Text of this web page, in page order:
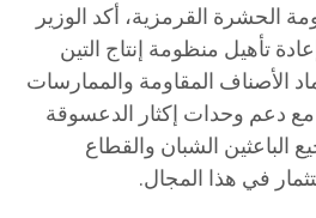
الحشرة القرمزية، أكد الوزير
تأهيل منظومة إنتاج التين
الأصناف المقاومة والممارسات
مع دعم وحدات إكثار الدعسوقة
الباعثين الشبان والقطاع
في هذا المجال.